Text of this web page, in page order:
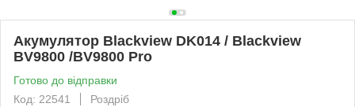
Акумулятор Blackview DK014 / Blackview
BV9800 /BV9800 Pro
Готово до відправки
Код: 22541
Роздріб